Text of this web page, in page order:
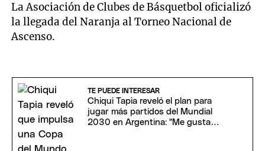
La Asociación de Clubes de Básquetbol oficializó
la llegada del Naranja al Torneo Nacional de
Ascenso.
TE PUEDE INTERESAR
Chiqui Tapia reveló el plan para
jugar más partidos del Mundial
2030 en Argentina: "Me gustaría